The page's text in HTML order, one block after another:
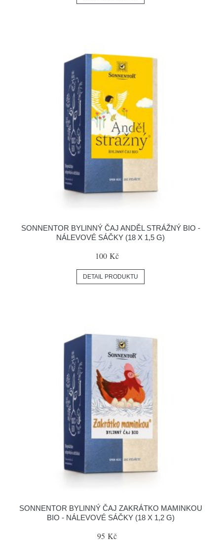
SONNENTOR BYLINNÝ ČAJ ANDĚL STRÁŽNÝ BIO -
NÁLEVOVÉ SÁČKY (18 X 1,5 G)
100 Kč
DETAIL PRODUKTU
SONNENTOR BYLINNÝ ČAJ ZAKRÁTKO MAMINKOU
BIO - NÁLEVOVÉ SÁČKY (18 X 1,2 G)
95 Kč